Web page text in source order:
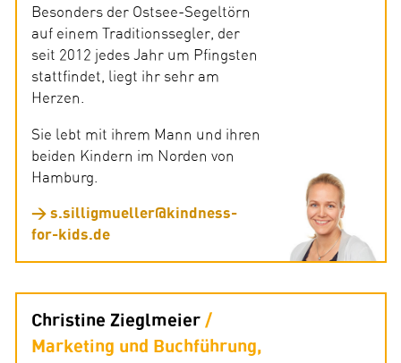
Besonders der Ostsee-Segeltörn
auf einem Traditionssegler, der
seit 2012 jedes Jahr um Pfingsten
stattfindet, liegt ihr sehr am
Herzen.
Sie lebt mit ihrem Mann und ihren
beiden Kindern im Norden von
Hamburg.
s.silligmueller@kindness-
for-kids.de
Christine Zieglmeier
Marketing und Buchführung,